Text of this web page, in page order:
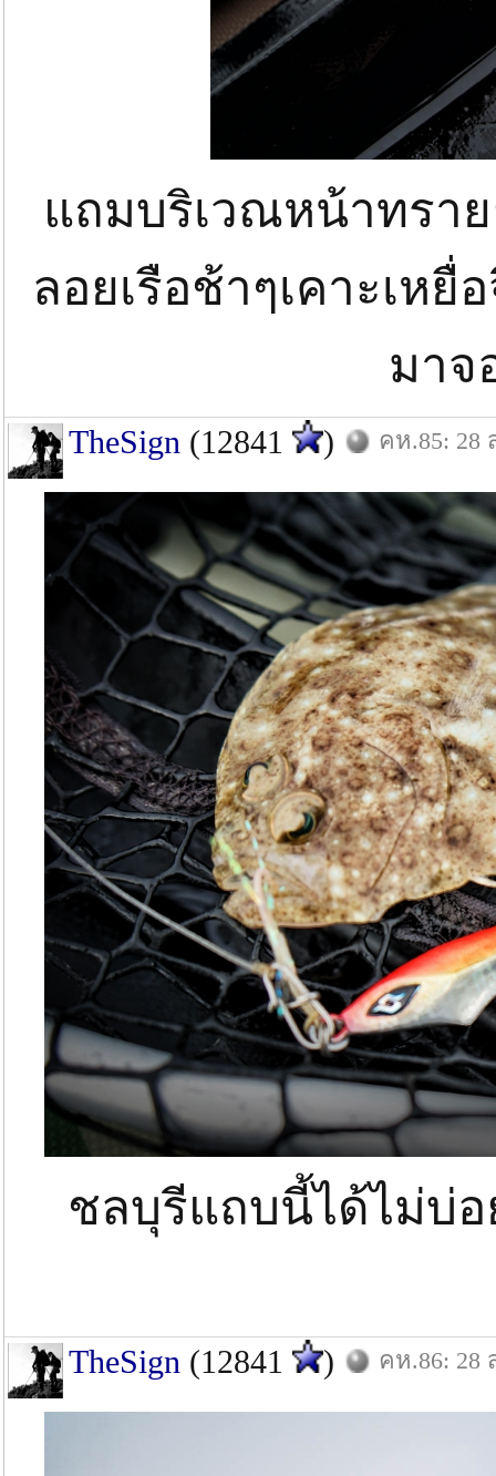
แถมบริเวณหน้าทรา
ลอยเรือช้าๆเคาะเห
มาจ
TheSign (12841 ) คห.85: 28
ชลบุรีแถบนี้ได้ไม่บ่
TheSign (12841 ) คห.86: 28